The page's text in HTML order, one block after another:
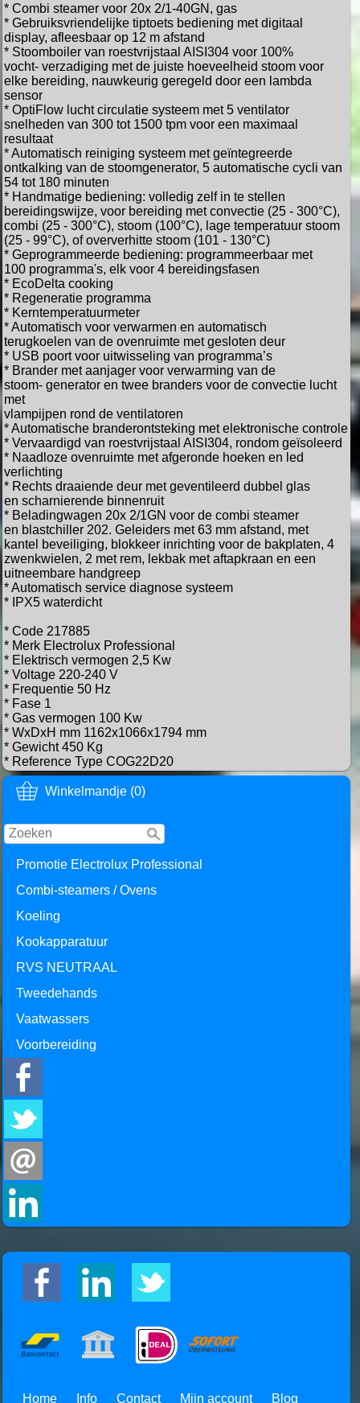
Winkelmandje (0)
Promotie Electrolux Professional
Combi-steamers / Ovens
Koeling
Kookapparatuur
RVS NEUTRAAL
Tweedehands
Vaatwassers
Voorbereiding
* Combi steamer voor 20x 2/1-40GN, gas
* Gebruiksvriendelijke tiptoets bediening met digitaal
display, afleesbaar op 12 m afstand
* Stoomboiler van roestvrijstaal AISI304 voor 100%
vocht- verzadiging met de juiste hoeveelheid stoom voor
elke bereiding, nauwkeurig geregeld door een lambda
sensor
* OptiFlow lucht circulatie systeem met 5 ventilator
snelheden van 300 tot 1500 tpm voor een maximaal
resultaat
* Automatisch reiniging systeem met geïntegreerde
ontkalking van de stoomgenerator, 5 automatische cycli van
54 tot 180 minuten
* Handmatige bediening: volledig zelf in te stellen
bereidingswijze, voor bereiding met convectie (25 - 300°C),
combi (25 - 300°C), stoom (100°C), lage temperatuur stoom
(25 - 99°C), ofoververhitte stoom (101 - 130°C)
* Geprogrammeerde bediening: programmeerbaar met
100 programma's, elk voor 4 bereidingsfasen
* EcoDelta cooking
* Regeneratie programma
* Kerntemperatuurmeter
* Automatisch voor verwarmen en automatisch
terugkoelen van de ovenruimte met gesloten deur
* USB poort voor uitwisseling van programma’s
* Brander met aanjager voor verwarming van de
stoom- generator en twee branders voor de convectie lucht
met
vlampijpen rond de ventilatoren
* Automatische branderontsteking met elektronische controle
* Vervaardigd van roestvrijstaal AISI304, rondom geïsoleerd
* Naadloze ovenruimte met afgeronde hoeken en led
verlichting
* Rechts draaiende deur met geventileerd dubbel glas
en scharnierende binnenruit
* Beladingwagen 20x 2/1GN voor de combi steamer
en blastchiller 202. Geleiders met 63 mm afstand, met
kantel beveiliging, blokkeer inrichting voor de bakplaten, 4
zwenkwielen, 2 met rem, lekbak met aftapkraan en een
uitneembare handgreep
* Automatisch service diagnose systeem
* IPX5 waterdicht
* Code 217885
* Merk Electrolux Professional
* Elektrisch vermogen 2,5 Kw
* Voltage 220-240 V
* Frequentie 50 Hz
* Fase 1
* Gas vermogen 100 Kw
* WxDxH mm 1162x1066x1794 mm
* Gewicht 450 Kg
* Reference Type COG22D20
Home Info Contact Mijn account Blog